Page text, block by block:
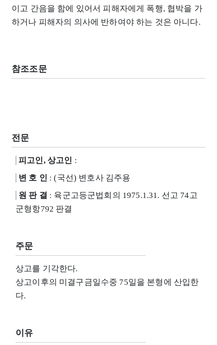
이고 간음을 함에 있어서 피해자에게 폭행, 협박을 가
하거나 피해자의 의사에 반하여야 하는 것은 아니다.
참조조문
전문
피고인, 상고인 :
변 호 인 : (국선) 변호사 김주용
원 판 결 : 육군고등군법회의 1975.1.31. 선고 74고
군형항792 판결
주문
상고를 기각한다.
상고이후의 미결구금일수중 75일을 본형에 산입한
다.
이유